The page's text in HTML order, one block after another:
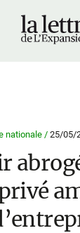
nationale / 25/05/